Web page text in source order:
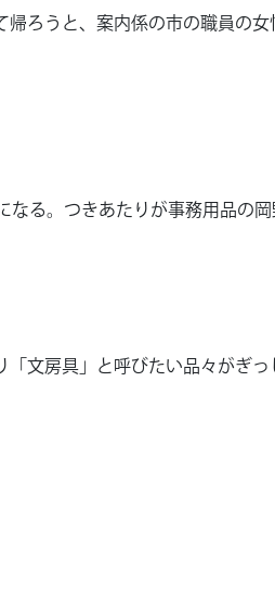
ろうと、案内係の市の職員の女
る。つきあたりが事務用品の
文房具」と呼びたい品々がぎっ